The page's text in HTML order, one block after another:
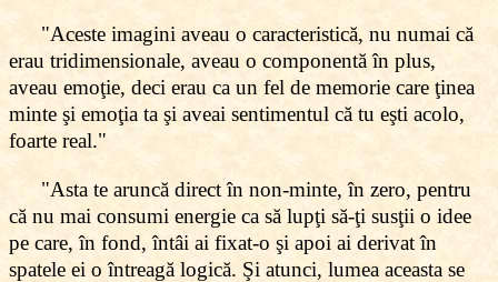
"Aceste imagini aveau o caracteristică, nu numai că
erau tridimensionale, aveau o componentă în plus,
aveau emoţie, deci erau ca un fel de memorie care ţinea
minte şi emoţia ta şi aveai sentimentul că tu eşti acolo,
foarte real."
"Asta te aruncă direct în non-minte, în zero, pentru
că nu mai consumi energie ca să lupţi să-ţi susţii o idee
pe care, în fond, întâi ai fixat-o şi apoi ai derivat în
spatele ei o întreagă logică. Şi atunci, lumea aceasta se